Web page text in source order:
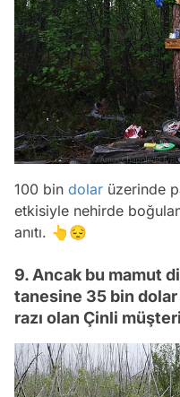
100 bin dolar üzerinde
etkisiyle nehirde
anıtı. 👆😔
9. Ancak bu mamut
tanesine 35 bin
razı olan Çinli